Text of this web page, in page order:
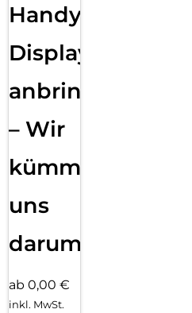
Handy
Displayfolie
anbringen
– Wir
kümmern
uns
darum!
ab 0,00 €
inkl. MwSt.